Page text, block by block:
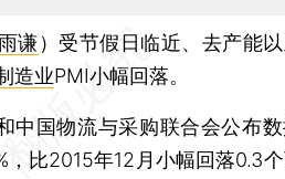
谦） 受节假日临近、去产能
造业PMI小幅回落。
国物流与采购联合会公布数
，比2015年12月小幅回落0.3